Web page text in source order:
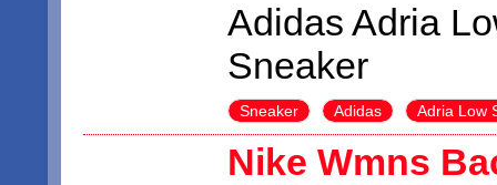
Adidas Adria
Sneaker
Sneaker Adidas Adria Low
Nike Wmns